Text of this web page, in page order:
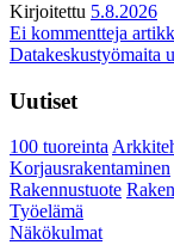
Kirjoitettu 5.8.2026
Ei kommentteja
Datakeskustyömaita
Uutiset
100 tuoreinta
Korjausrakentaminen
Rakennustuote
Työelämä
Näkökulmat